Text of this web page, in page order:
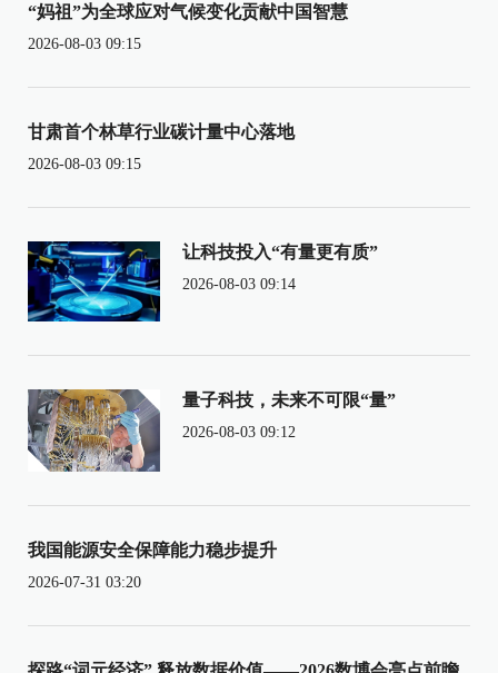
“妈祖”为全球应对气候变化贡献中国智慧
2026-08-03 09:15
甘肃首个林草行业碳计量中心落地
2026-08-03 09:15
让科技投入“有量更有质”
2026-08-03 09:14
量子科技，未来不可限“量”
2026-08-03 09:12
我国能源安全保障能力稳步提升
2026-07-31 03:20